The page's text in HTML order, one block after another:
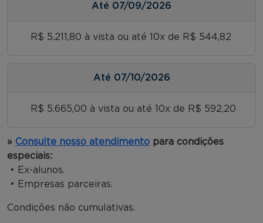
Até 07/09/2026
R$ 5.211,80 à vista ou até 10x de R$ 544,82
Até 07/10/2026
R$ 5.665,00 à vista ou até 10x de R$ 592,20
» Consulte nosso atendimento para condições
especiais:
• Ex-alunos.
• Empresas parceiras.
Condições não cumulativas.